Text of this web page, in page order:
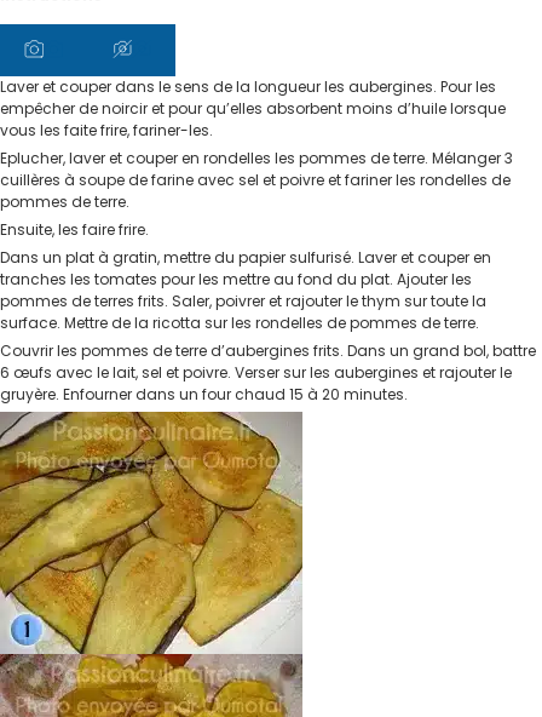
Laver et couper dans le sens de la longueur les aubergines. Pour les
empêcher de noircir et pour qu’elles absorbent moins d’huile lorsque
vous les faite frire, fariner-les.
Eplucher, laver et couper en rondelles les pommes de terre. Mélanger 3
cuillères à soupe de farine avec sel et poivre et fariner les rondelles de
pommes de terre.
Ensuite, les faire frire.
Dans un plat à gratin, mettre du papier sulfurisé. Laver et couper en
tranches les tomates pour les mettre au fond du plat. Ajouter les
pommes de terres frits. Saler, poivrer et rajouter le thym sur toute la
surface. Mettre de la ricotta sur les rondelles de pommes de terre.
Couvrir les pommes de terre d’aubergines frits. Dans un grand bol, battre
6 œufs avec le lait, sel et poivre. Verser sur les aubergines et rajouter le
gruyère. Enfourner dans un four chaud 15 à 20 minutes.